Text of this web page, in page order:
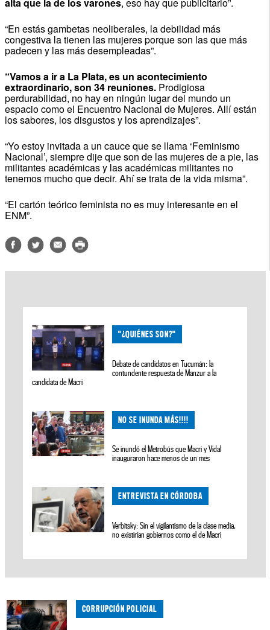
“En estás gambetas neoliberales, la debilidad más
congestiva la tienen las mujeres porque son las que más
padecen y las más desempleadas”.
“Vamos a ir a La Plata, es un acontecimiento
extraordinario, son 34 reuniones.Prodigiosa
perdurabilidad, no hay en ningún lugar del mundo un
espacio como el Encuentro Nacional de Mujeres. Allí están
los sabores, los disgustos y los aprendizajes”.
“Yo estoy invitada a un cauce que se llama ‘Feminismo
Nacional’, siempre dije que son de las mujeres de a pie, las
militantes académicas y las académicas militantes no
tenemos mucho que decir. Ahí se trata de la vida misma”.
“El cartón teórico feminista no es muy interesante en el
ENM”.
"¿QUIÉNES SON?"
Debate de candidatos en Tucumán: la
contundente respuesta de Manzur a la
candidata de Macri
NO SE INUNDA MÁS!!!!
Se inundó el Metrobús que Macri y Vidal
inauguraron hace menos de un mes
ENTREVISTA EN CÓRDOBA
Verbitsky: Sin el vigilantismo de la clase media,
no existirían gobiernos como el de Macri
CORRUPCIÓN POLICIAL